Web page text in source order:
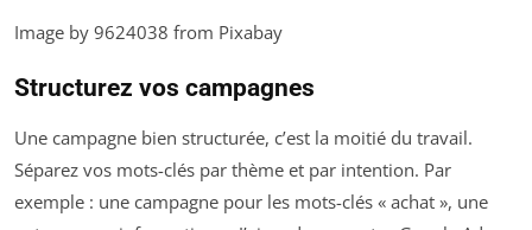
Image by 9624038 from Pixabay
Structurez vos campagnes
Une campagne bien structurée, c’est la moitié du travail.
Séparez vos mots-clés par thème et par intention. Par
exemple : une campagne pour les mots-clés « achat », une